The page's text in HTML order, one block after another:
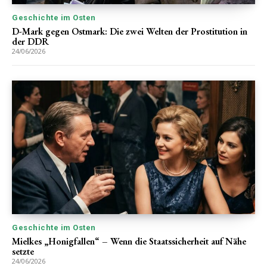
Geschichte im Osten
D-Mark gegen Ostmark: Die zwei Welten der Prostitution in
der DDR
24/06/2026
Geschichte im Osten
Mielkes „Honigfallen“ – Wenn die Staatssicherheit auf Nähe
setzte
24/06/2026